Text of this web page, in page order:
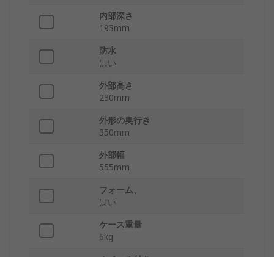
内部深さ
193mm
防水
はい
外部高さ
230mm
外形の奥行き
350mm
外部幅
555mm
フォーム、
はい
ケース重量
6kg